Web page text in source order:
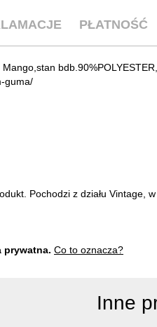
PŁATNOŚĆ
guma/
Pochodzi z działu Vintage,
prywatna. Co to oznacza?
Inne